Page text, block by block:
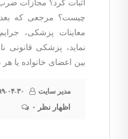
اثبات کرد؟ مجازات
چیست؟ مرجعی که
معاینات پزشکی،
نماید، پزشکی قانونی
بین اعضای خانواده یا
مدیر سایت ۱۳۹۹-
۰ اظهار نظر